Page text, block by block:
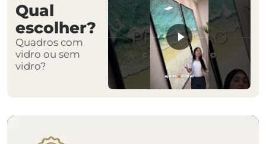
Qual
escolher?
Quadros com
vidro ou sem
vidro?